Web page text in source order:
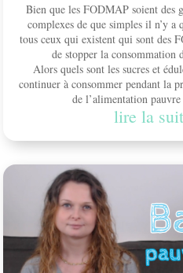
Bien que les FODMAP soient des
complexes de que simples il n’y a
tous ceux qui existent qui sont des
de stopper la consommation
Alors quels sont les sucres et
continuer à consommer pendant la
de l’alimentation
lire la